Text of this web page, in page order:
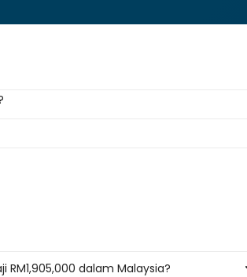
dalam Malaysia?